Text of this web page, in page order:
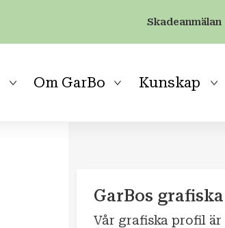
Skadeanmälan
Om GarBo Kunskap
GarBos
Vår grafiska profil är